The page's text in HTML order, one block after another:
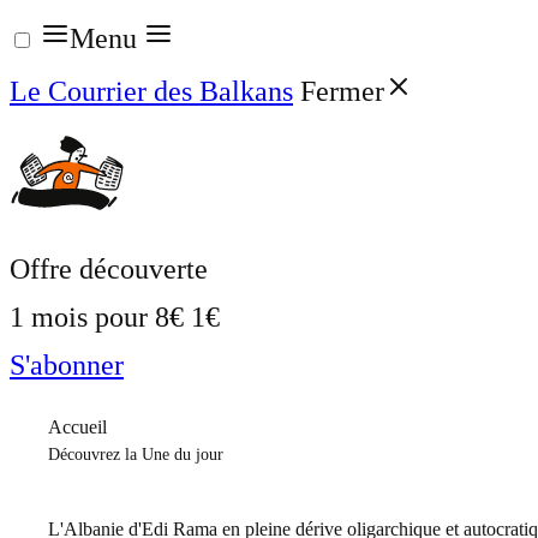
Aller
au
contenu
Menu
Le Courrier des Balkans Fermer
Offre découverte
1 mois pour 8€ 1€
S'abonner
Accueil
Découvrez la Une du jour
L'Albanie d'Edi Rama en pleine dérive oligarchique et